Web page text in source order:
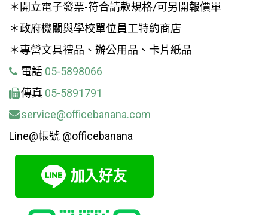
＊開立電子發票-符合請款規格/可另開報價單
＊政府機關與學校單位員工特約商店
＊專營文具禮品、辦公用品、卡片紙品
電話 05-5898066
傳真 05-5891791
service@officebanana.com
Line@帳號 @officebanana